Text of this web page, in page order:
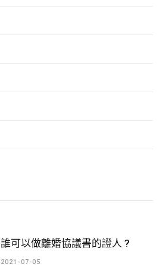
誰可以做離婚協議書的證人 ?
2021-07-05